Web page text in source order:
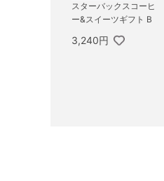
スターバックスコーヒ
ー&スイーツギフト B
3,240円